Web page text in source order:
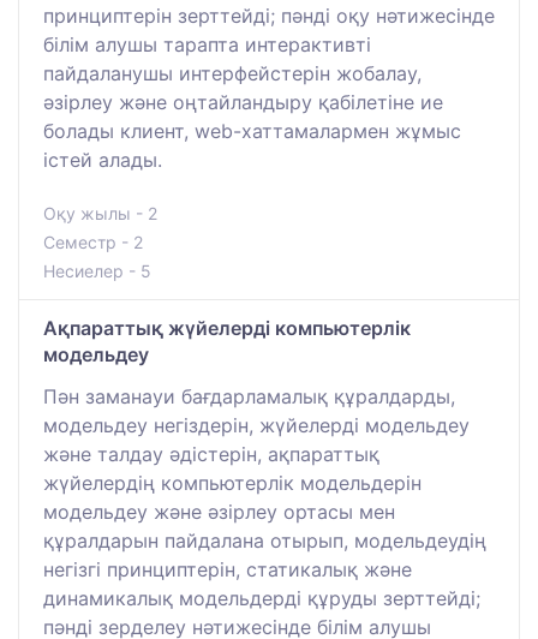
принциптерін зерттейді; пәнді оқу нәтижесінде
білім алушы тарапта интерактивті
пайдаланушы интерфейстерін жобалау,
әзірлеу және оңтайландыру қабілетіне ие
болады клиент, web-хаттамалармен жұмыс
істей алады.
Оқу жылы - 2
Семестр - 2
Несиелер - 5
Ақпараттық жүйелерді компьютерлік
модельдеу
Пән заманауи бағдарламалық құралдарды,
модельдеу негіздерін, жүйелерді модельдеу
және талдау әдістерін, ақпараттық
жүйелердің компьютерлік модельдерін
модельдеу және әзірлеу ортасы мен
құралдарын пайдалана отырып, модельдеудің
негізгі принциптерін, статикалық және
динамикалық модельдерді құруды зерттейді;
пәнді зерделеу нәтижесінде білім алушы